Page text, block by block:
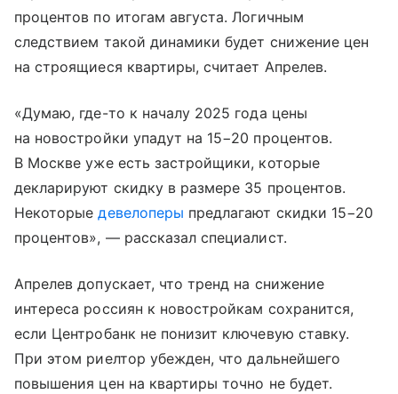
процентов по итогам августа. Логичным
следствием такой динамики будет снижение цен
на строящиеся квартиры, считает Апрелев.
«Думаю, где-то к началу 2025 года цены
на новостройки упадут на 15−20 процентов.
В Москве уже есть застройщики, которые
декларируют скидку в размере 35 процентов.
Некоторыедевелоперы предлагают скидки 15−20
процентов», — рассказал специалист.
Апрелев допускает, что тренд на снижение
интереса россиян к новостройкам сохранится,
если Центробанк не понизит ключевую ставку.
При этом риелтор убежден, что дальнейшего
повышения цен на квартиры точно не будет.